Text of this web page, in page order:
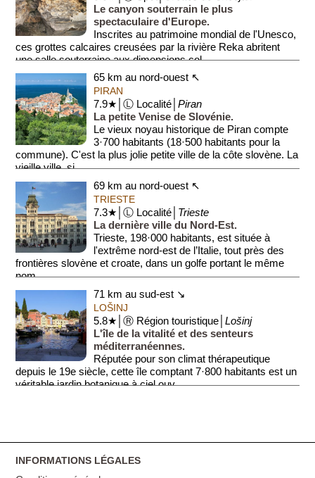
Le canyon souterrain le plus
spectaculaire d'Europe.
Inscrites au patrimoine mondial de l'Unesco,
ces grottes calcaires creusées par la rivière Reka abritent
une salle souterraine aux dimensions col...
65 km au nord-ouest ↖
PIRAN
7.9★│Ⓛ Localité│Piran
La petite Venise de Slovénie.
Le vieux noyau historique de Piran compte
3·700 habitants (18·500 habitants pour la
commune). C'est la plus jolie petite ville de la côte slovène. La
vieille ville, si...
69 km au nord-ouest ↖
TRIESTE
7.3★│Ⓛ Localité│ Trieste
La dernière ville du Nord-Est.
Trieste, 198·000 habitants, est située à
l'extrême nord-est de l’Italie, tout près des
frontières slovène et croate, dans un golfe portant le même
nom.
En rais...
71 km au sud-est ↘
LOŠINJ
5.8★│Ⓡ Région touristique│Lošinj
L'île de la vitalité et des senteurs
méditerranéennes.
Réputée pour son climat thérapeutique
depuis le 19e siècle, cette île comptant 7·800 habitants est un
véritable jardin botanique à ciel ouv...
INFORMATIONS LÉGALES